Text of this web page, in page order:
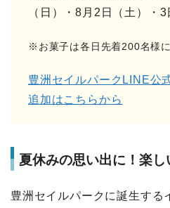
（日）・8月2日（土）・3
※お菓子は各日先着200名様
豊洲セイルパークLINE公
追加はこちらから
夏休みの思い出に！楽
豊洲セイルパークに誕生する